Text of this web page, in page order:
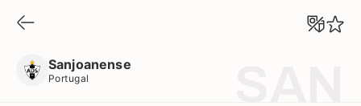
Sanjoanense
Portugal